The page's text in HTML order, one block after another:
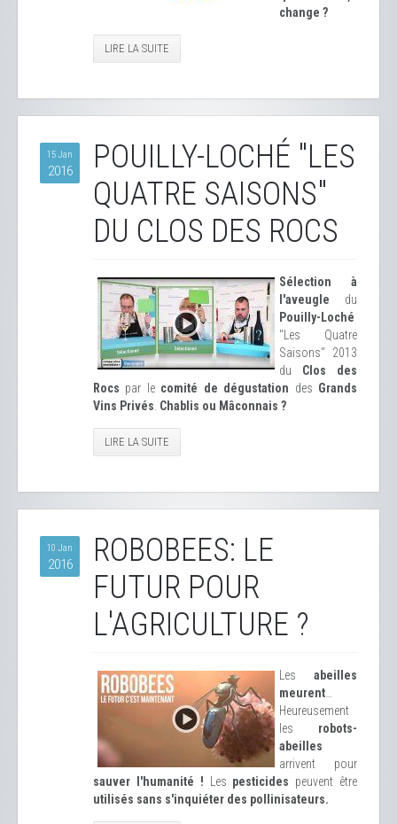
change ?
LIRE LA SUITE
15 Jan
2016
POUILLY-LOCHÉ "LES
QUATRE SAISONS"
DU CLOS DES ROCS
Sélection à
l'aveugle du
Pouilly-Loché
"Les Quatre
Saisons" 2013
du Clos des
Rocs par le comité de dégustation des Grands
Vins Privés Chablis ou Mâconnais ?
LIRE LA SUITE
10 Jan
2016
ROBOBEES: LE
FUTUR POUR
L'AGRICULTURE ?
Les abeilles
meurent
Heureusement
les robots-
abeilles
arrivent pour
sauver l'humanité !
Les pesticides peuvent être
utilisés sans s'inquiéter des pollinisateurs.